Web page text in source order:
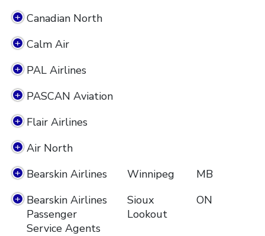
Canadian North
Calm Air
PAL Airlines
PASCAN Aviation
Flair Airlines
Air North
Bearskin Airlines
Winnipeg
MB
Bearskin Airlines
Passenger
Service Agents
Sioux
Lookout
ON